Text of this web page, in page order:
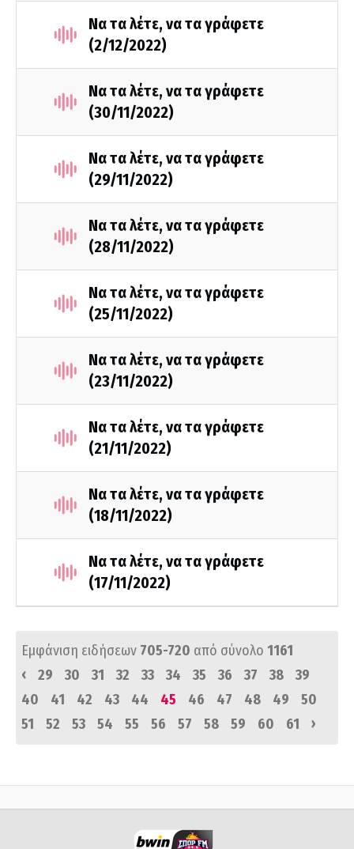
Να τα λέτε, να τα γράφετε
(2/12/2022)
Να τα λέτε, να τα γράφετε
(30/11/2022)
Να τα λέτε, να τα γράφετε
(29/11/2022)
Να τα λέτε, να τα γράφετε
(28/11/2022)
Να τα λέτε, να τα γράφετε
(25/11/2022)
Να τα λέτε, να τα γράφετε
(23/11/2022)
Να τα λέτε, να τα γράφετε
(21/11/2022)
Να τα λέτε, να τα γράφετε
(18/11/2022)
Να τα λέτε, να τα γράφετε
(17/11/2022)
Εμφάνιση ειδήσεων 705-720 από σύνολο 1161
‹
29 30 31 32 33 34 35 36 37 38
39
40
41 42 43 44 45 46 47 48 49
50
51
52 53 54 55 56 57 58 59 60 61 ›